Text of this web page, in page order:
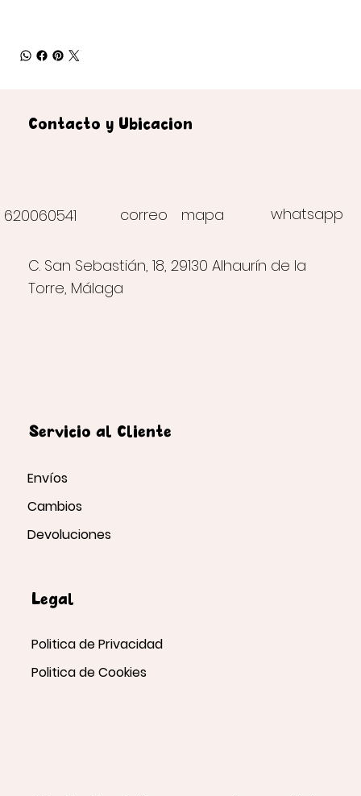
correo
Contacto y Ubicación
620060541 whatsapp
C. San Sebastián, 18, 29130 Alhaurín de la
Torre, Málaga
mapa
Servicio al Cliente
Envíos
Cambios
Devoluciones
Legal
Politica de Privacidad
Politica de Cookies